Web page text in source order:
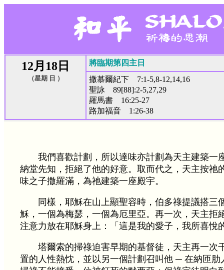
12月18日
（星期 日 ）
將臨期第四主日
撒慕爾紀下 7:1-5,8-12,14,16
聖詠 89[88]:2-5,27,29
羅馬書 16:25-27
路加福音 1:26-38
我們喜歡計劃，所以達味亦計劃為天主建築一
納堂先知，拒絕了他的好意。取而代之，天主按祂
味之子撒羅滿，為祂建築一座殿宇。
同樣，耶穌在山上顯聖容時，伯多祿提議搭三
穌，一個為梅瑟，一個為厄里亞。再一次，天主拒
注意力放在耶穌身上：「這是我的愛子，我所喜悅
塔爾索的掃祿迫害早期的基督徒，天主再一次
置的人性熱忱，並以另一個計劃召叫他 ─ 在納匝肋